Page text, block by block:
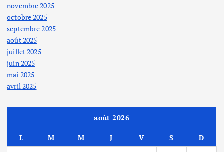
novembre 2025
octobre 2025
septembre 2025
août 2025
juillet 2025
juin 2025
mai 2025
avril 2025
août 2026
L M M J V S
D